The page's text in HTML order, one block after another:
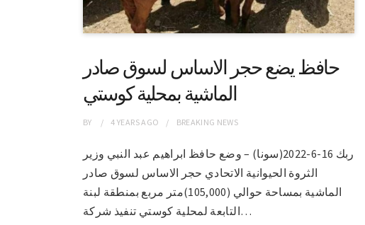
حافظ يضع حجر الاساس لسوق صادر
الماشية بمحلية كوستي
BY 4 YEARSAGO BREAKING NEWS
ربك 16-6-2022(سونا) – وضع حافظ ابراهيم عبد النبي وزير
الثروة الحيوانية الاتحادي حجر الاساس لسوق صادر
الماشية بمساحة حوالي (105,000)متر مربع بمنطقة لبنة
التابعة لمحلية كوستي تنفيذ شركة…